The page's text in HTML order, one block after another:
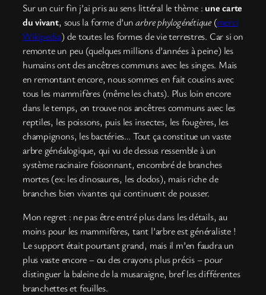
Sur un cuir fin j’ai pris au sens littéral le thème : une carte
du vivant, sous la forme d’unarbre phylogénétique(merci
Wikipedia) de toutes les formes de vie terrestres. Car si on
remonte un peu (quelques millions d’années à peine) les
humains ont des ancêtres communs avec les singes. Mais
en remontant encore, nous sommes en fait cousins avec
tous les mammifères (même les chats). Plus loin encore
dans le temps, on trouve nos ancêtres communs avec les
reptiles, les poissons, puis les insectes, les fougères, les
champignons, les bactéries… Tout ça constitue un vaste
arbre généalogique, qui vu de dessus ressemble à un
système racinaire foisonnant, encombré de branches
mortes (ex: les dinosaures, les dodos), mais riche de
branches bien vivantes qui continuent de pousser.
Mon regret : ne pas être entré plus dans les détails, au
moins pour les mammifères, tant l’arbre est généraliste !
Le support était pourtant grand, mais il m’en faudra un
plus vaste encore – ou des crayons plus précis – pour
distinguer la baleine de la musaraigne, bref les différentes
branchettes et feuilles.